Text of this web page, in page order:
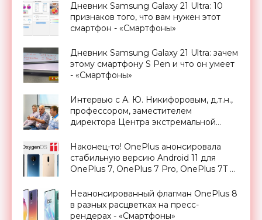
Дневник Samsung Galaxy 21 Ultra: 10
признаков того, что вам нужен этот
смартфон - «Смартфоны»
Дневник Samsung Galaxy 21 Ultra: зачем
этому смартфону S Pen и что он умеет
- «Смартфоны»
Интервью с А. Ю. Никифоровым, д.т.н.,
профессором, заместителем
директора Центра экстремальной
МИФИ - «Смартфоны»
Наконец-то! OnePlus анонсировала
стабильную версию Android 11 для
OnePlus 7, OnePlus 7 Pro, OnePlus 7T и
Неанонсированный флагман OnePlus 8
в разных расцветках на пресс-
рендерах - «Смартфоны»